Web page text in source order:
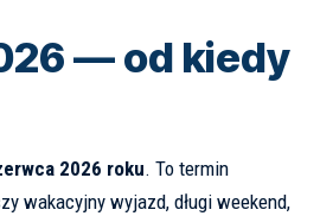
— od kiedy
2026 roku. To termin
wakacyjny wyjazd, długi weekend,